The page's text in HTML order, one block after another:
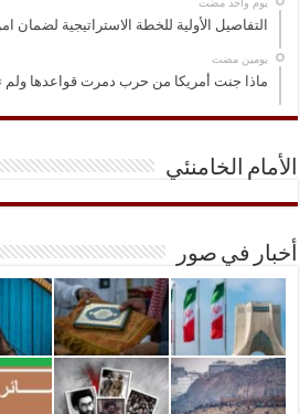
التفاصيل الأولية للخطة الاستراتيجية لضمان
‏يومين مضت
ماذا جنت أمريكا من حرب دمرت قواعدها ولم
الأمام الخامنئي
أخبار في صور